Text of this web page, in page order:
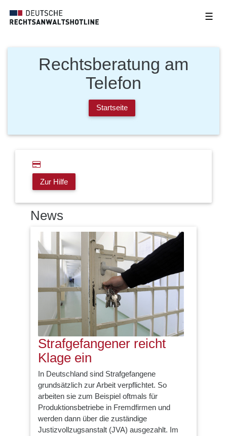
☰
Rechtsberatung am
Telefon
Startseite
Zur Hilfe
News
Strafgefangener reicht
Klage ein
In Deutschland sind Strafgefangene
grundsätzlich zur Arbeit verpflichtet. So
arbeiten sie zum Beispiel oftmals für
Produktionsbetriebe in Fremdfirmen und
werden dann über die zuständige
Justizvollzugsanstalt (JVA) ausgezahlt. Im